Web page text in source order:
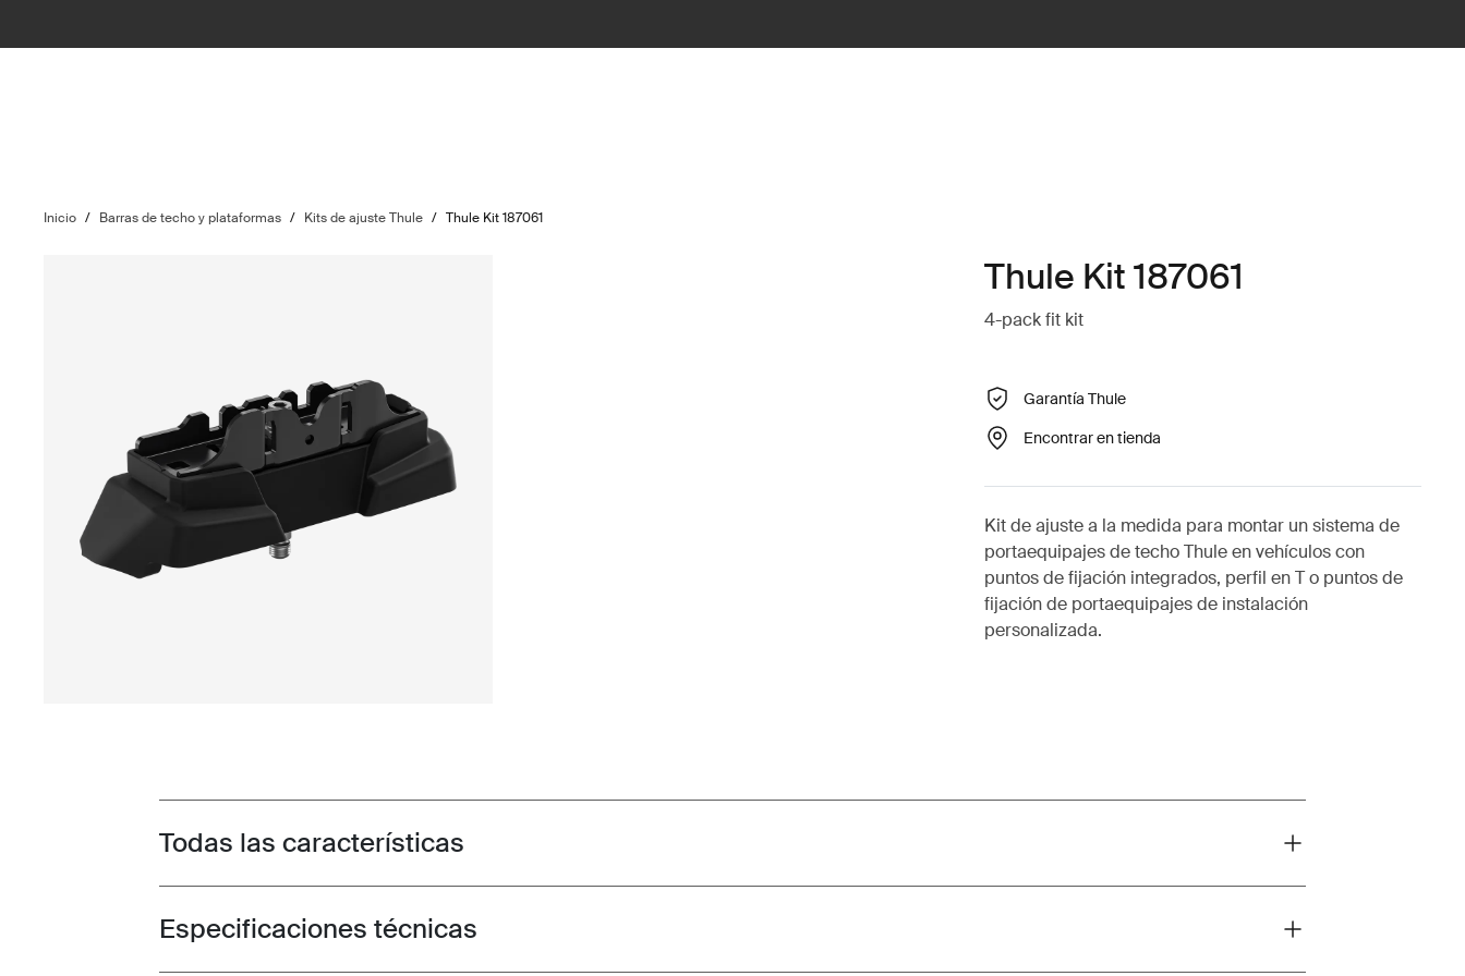
Inicio / Barras de techo y plataformas / Kits de ajuste Thule / Thule Kit 187061
Thule Kit 187061
4-pack fit kit
Garantía Thule
Encontrar en tienda
Kit de ajuste a la medida para montar un sistema de
portaequipajes de techo Thule en vehículos con
puntos de fijación integrados, perfil en T o puntos de
fijación de portaequipajes de instalación
personalizada.
Toggle features
Todas las características
Toggle techspec
Especificaciones técnicas